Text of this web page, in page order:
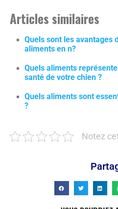
Articles similaires
Quels sont les avantages
aliments en n?
Quels aliments
santé de votre chien ?
Quels aliments sont
?
Notez